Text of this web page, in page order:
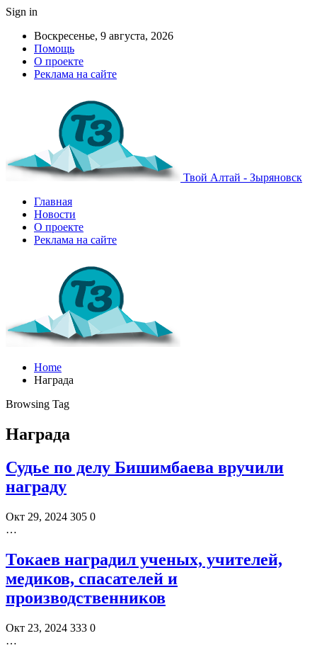
Sign in
Воскресенье, 9 августа, 2026
Помощь
О проекте
Реклама на сайте
Твой Алтай - Зыряновск
Главная
Новости
О проекте
Реклама на сайте
Home
Награда
Browsing Tag
Награда
Судье по делу Бишимбаева вручили
награду
Окт 29, 2024 305 0
…
Токаев наградил ученых, учителей,
медиков, спасателей и
производственников
Окт 23, 2024 333 0
…